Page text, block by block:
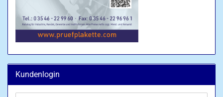
Kundenlogin